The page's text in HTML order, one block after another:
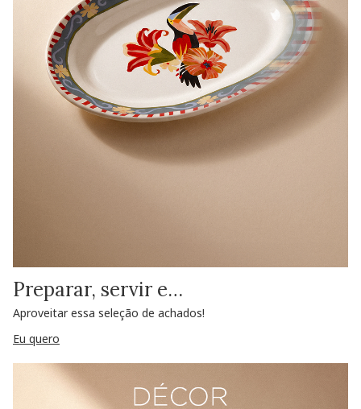
Preparar, servir e…
Aproveitar essa seleção de achados!
Eu quero